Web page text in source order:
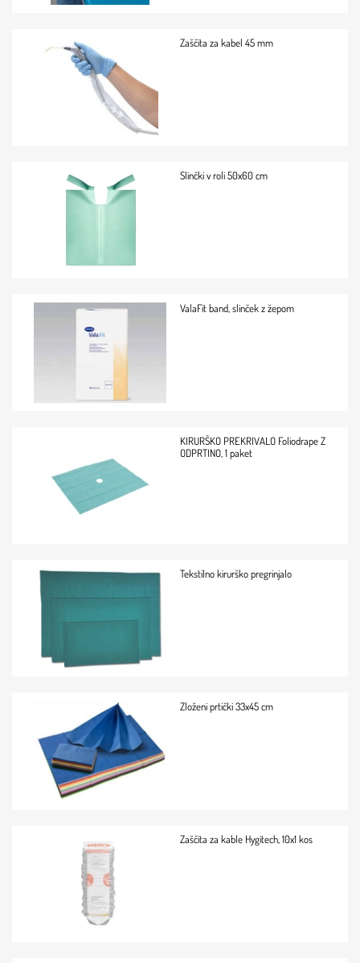
Zaščita za kabel 45 mm
Slinčki v roli 50x60 cm
ValaFit band, slinček z žepom
KIRURŠKO PREKRIVALO Foliodrape Z
ODPRTINO, 1 paket
Tekstilno kirurško pregrinjalo
Zloženi prtički 33x45 cm
Zaščita za kable Hygitech, 10x1 kos